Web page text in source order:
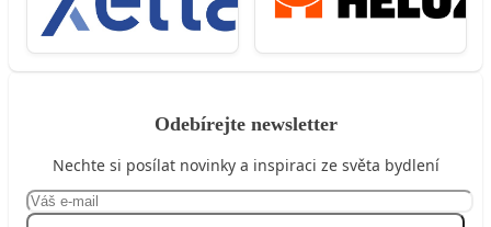
Odebírejte newsletter
Nechte si posílat novinky a inspiraci ze světa bydlení